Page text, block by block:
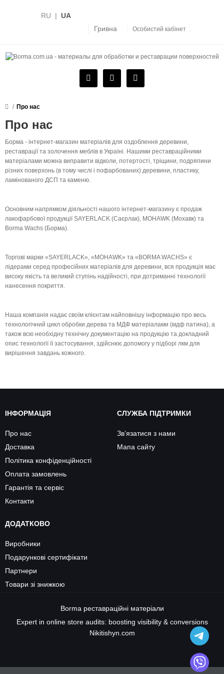
RU | UA
Гривна
Особистий кабінет
Про нас
Про нас
Борма - інтернет-магазин матеріалів для оздоблення деревини,
реставрації та золочення меблів в Україні. Нашими реставраційними
матеріалами можна виправити відколи, потертості, тріщини, подряпини
різних поверхонь (в тому числі і пофарбованих) деревини, пластику,
ламінованого ДСП та каменю.
Основним напрямком діяльності нашого інтернет-магазину є продаж
лакофарбової продукції SAYERLACK (Саєрлак), MOHAWK (Мохавк) та
Borma Wachs (Борма).
Торгові марки «SAYERLACK», «MOHAWK» та «BORMA WACHS» є
лідерами серед професійних матеріалів для деревини, вся продукція має
високу якість та великий ступінь надійності, при дотриманні технології
нанесення покриття.
Наша компанія надає своїм клієнтам найповнішу інформацію про весь
технологічний цикл обробки дерева та МДФ матеріалами (мдф патина), а
також всю необхідну технічну документацію на продукцію та докладний
опис технології її застосування, здійснює допомогу у підборі лкм для
вирішення завдань кожного.
ІНФОРМАЦІЯ
Про нас
Доставка
Політика конфіденційності
Оплата замовлень
Гарантія та сервіс
Контакти
СЛУЖБА ПІДТРИМКИ
Зв’язатися з нами
Мапа сайту
ДОДАТКОВО
Виробники
Подарункові сертифікати
Партнери
Товари зі знижкою
Borma реставраційні матеріали
Expert in online store audits: boosting visibility & conversions
Nikitishyn.com